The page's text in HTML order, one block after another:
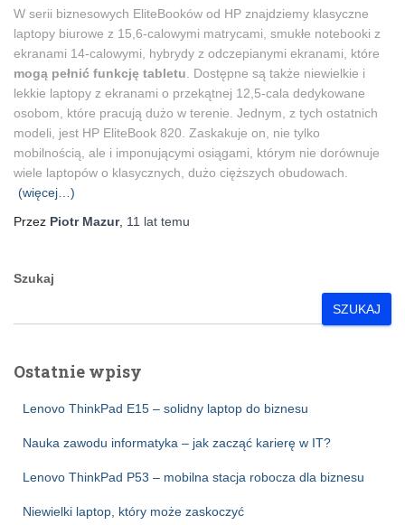
W serii biznesowych EliteBooków od HP znajdziemy klasyczne
laptopy biurowe z 15,6-calowymi matrycami, smukłe notebooki z
ekranami 14-calowymi, hybrydy z odczepianymi ekranami, które
mogą pełnić funkcję tabletu . Dostępne są także niewielkie i
lekkie laptopy z ekranami o przekątnej 12,5-cala dedykowane
osobom, które pracują dużo w terenie. Jednym, z tych ostatnich
modeli, jest HP EliteBook 820. Zaskakuje on, nie tylko
mobilnością, ale i imponującymi osiągami, którym nie dorównuje
wiele laptopów o klasycznych, dużo cięższych obudowach.
(więcej…)
Przez Piotr Mazur, 11 lat temu
Szukaj
SZUKAJ
Ostatnie wpisy
Lenovo ThinkPad E15 – solidny laptop do biznesu
Nauka zawodu informatyka – jak zacząć karierę w IT?
Lenovo ThinkPad P53 – mobilna stacja robocza dla biznesu
Niewielki laptop, który może zaskoczyć